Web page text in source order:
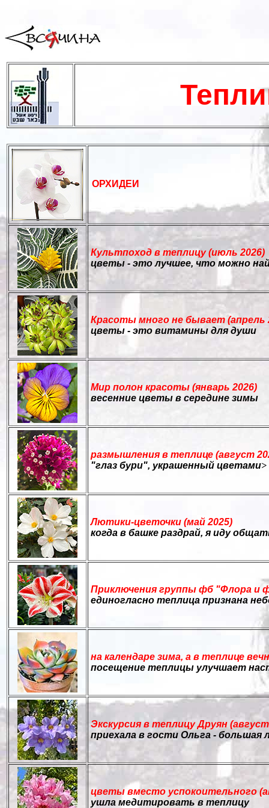
ОРХИДЕИ
Культпоход в теплицу (июль 2026)
цветы - это лучшее, что можно
Красоты много не бывает (апрель
цветы - это витамины для души
Мир полон красоты (январь 2026)
весенние цветы в середине зимы
размышления в теплице (август
"глаз бури", украшенный цветами>
Лютики-цветочки (май 2025)
когда в башке раздрай, я иду
Приключения группы фб "Флора и
единогласно теплица признана
на календаре зима, а в теплице
посещение теплицы улучшает
Экскурсия в теплицу Друян (август
приехала в гости Ольга - большая
цветы вместо успокоительного
ушла медитировать в теплицу